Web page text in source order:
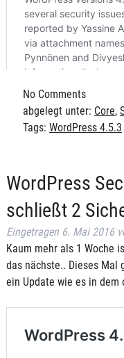
NoComments
abgelegt unter: Core,
Tags: WordPress 4.5.3
WordPress
schließt 2
Eingetragen 6. Mai 2016
Kaum mehr als 1 Woche
das nächste.. Dieses Mal
ein Update wie es in